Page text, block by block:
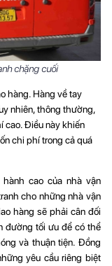
chặng cuối
hàng. Hàng về tay
nhiên, thông thường,
cao. Điều này khiến
chi phí trong cả quá
cao của nhà vận
cho những nhà vận
hàng sẽ phải cân đối
đường tối ưu để có thể
và thuận tiện. Đồng
yêu cầu riêng biệt